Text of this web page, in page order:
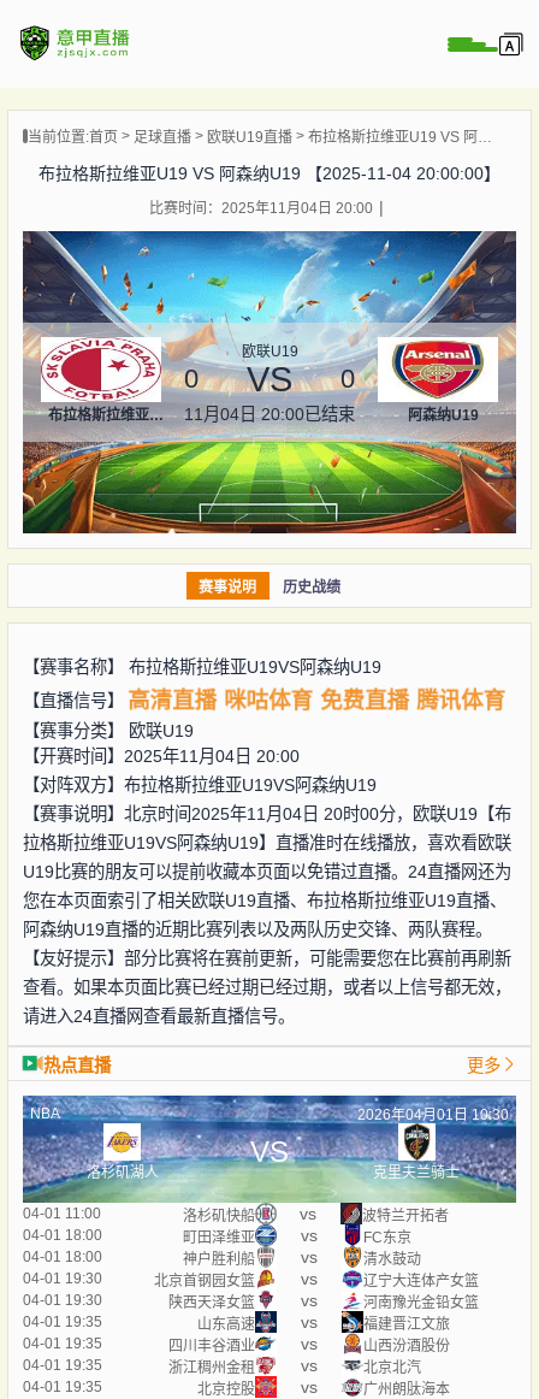
播
像
闻
当前位置:首页 足球直播 欧联U19直播 布拉格斯拉维亚U19 VS 阿森纳U19 【2025-11-04 20:00:00】
布拉格斯拉维亚U19 VS 阿森纳U19 【2025-11-04 20:00:00】
比赛时间：2025年11月04日 20:00
布拉格斯拉维亚U19
欧联U19
0 VS 0
11月04日 20:00已结束 阿森纳U19
赛事说明 历史战绩
【赛事名称】 布拉格斯拉维亚U19VS阿森纳U19
【直播信号】
高清直播 咪咕体育 免费直播 腾讯体育
【赛事分类】
欧联U19
【开赛时间】2025年11月04日 20:00
【对阵双方】 布拉格斯拉维亚U19VS阿森纳U19
【赛事说明】北京时间2025年11月04日 20时00分，欧联U19【布
拉格斯拉维亚U19VS阿森纳U19】直播准时在线播放，喜欢看欧联
U19比赛的朋友可以提前收藏本页面以免错过直播。24直播网还为
您在本页面索引了相关欧联U19直播、布拉格斯拉维亚U19直播、
阿森纳U19直播的近期比赛列表以及两队历史交锋、两队赛程。
【友好提示】部分比赛将在赛前更新，可能需要您在比赛前再刷新
查看。如果本页面比赛已经过期已经过期，或者以上信号都无效，
请进入24直播网查看最新直播信号。
热点直播 更多
NBA 2026年04月01日 10:30
洛杉矶湖人
VS
克里夫兰骑士
04-01 11:00 洛杉矶快船 vs
波特兰开拓者
04-01 18:00
町田泽维亚 vs
FC东京
04-01 18:00
神户胜利船 vs
清水鼓动
04-01 19:30
北京首钢园女篮 vs
辽宁大连体产女篮
04-01 19:30
陕西天泽女篮 vs
河南豫光金铅女篮
04-01 19:35
山东高速 vs
福建晋江文旅
04-01 19:35
四川丰谷酒业 vs
山西汾酒股份
04-01 19:35
浙江稠州金租 vs
北京北汽
04-01 19:35
北京控股 vs 广州朗肽海本